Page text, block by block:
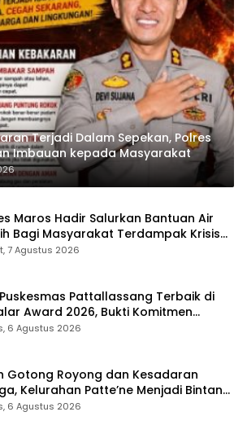
Terjadi Dalam Sepekan, Polres
Imbauan kepada Masyarakat
Maros Hadir Salurkan Bantuan Air
Bagi Masyarakat Terdampak Krisis
Di Maros
7 Agustus 2026
Puskesmas Pattallassang Terbaik di
Award 2026, Bukti Komitmen
Pelayanan Kesehatan Berkualitas
6 Agustus 2026
Gotong Royong dan Kesadaran
Kelurahan Patte’ne Menjadi Bintang
Award 2026
6 Agustus 2026